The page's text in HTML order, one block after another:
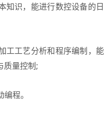
识，能进行数控设备的日
工艺分析和程序编制，能
质量控制;
程。